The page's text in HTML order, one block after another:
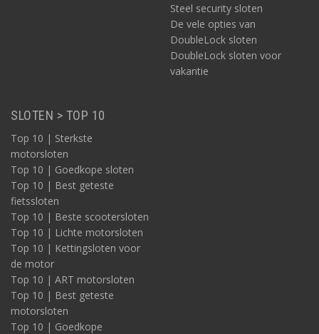
Steel security sloten
De vele opties van
DoubleLock sloten
DoubleLock sloten voor
vakantie
SLOTEN > TOP 10
Top 10 | Sterkste
motorsloten
Top 10 | Goedkope sloten
Top 10 | Best geteste
fietssloten
Top 10 | Beste scootersloten
Top 10 | Lichte motorsloten
Top 10 | Kettingsloten voor
de motor
Top 10 | ART motorsloten
Top 10 | Best geteste
motorsloten
Top 10 | Goedkope